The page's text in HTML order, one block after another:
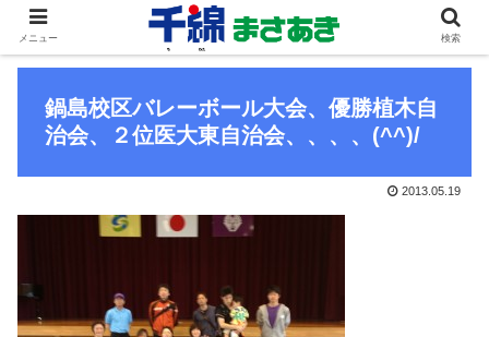
鍋島校区バレーボール大会、優勝植木自
治会、２位医大東自治会、、、、(^^)/
2013.05.19
メニュー 検索